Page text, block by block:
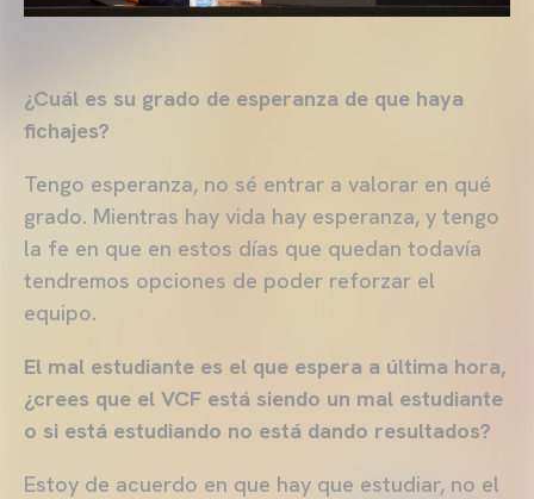
¿Cuál es su grado de esperanza de que haya
fichajes?
Tengo esperanza, no sé entrar a valorar en qué
grado. Mientras hay vida hay esperanza, y tengo
la fe en que en estos días que quedan todavía
tendremos opciones de poder reforzar el
equipo.
El mal estudiante es el que espera a última hora,
¿crees que el VCF está siendo un mal estudiante
o si está estudiando no está dando resultados?
Estoy de acuerdo en que hay que estudiar, no el